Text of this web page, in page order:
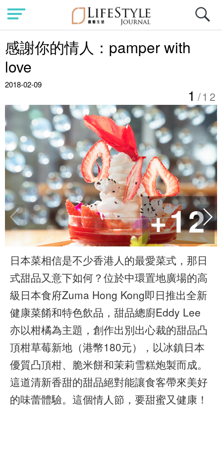
感謝你的情人：pamper with
love
2018-02-09
1 /12
+12
日本菜相信是不少香港人的最愛菜式，那日
式甜品又意下如何？位於中環置地廣場的高
級日本食府Zuma Hong Kong即日推出全新
健康菜餚和特色飲品，甜品總廚Eddy Lee
亦以柑橘為主題，創作出別出心裁的甜品凸
頂柑草莓新地（港幣180元），以冰鎮日本
優質凸頂柑、脆米餅和茉莉雪糕炮製而成。
這道清新香甜的甜品絕對能讓食客帶來美好
的味蕾體驗。這個情人節，要甜蜜又健康！